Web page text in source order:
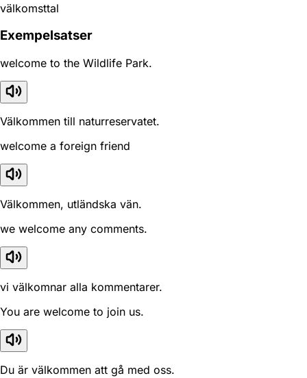
välkomsttal
Exempelsatser
welcome to the Wildlife Park.
Välkommen till naturreservatet.
welcome a foreign friend
Välkommen, utländska vän.
we welcome any comments.
vi välkomnar alla kommentarer.
You are welcome to join us.
Du är välkommen att gå med oss.